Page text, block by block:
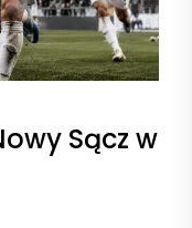
Sącz w